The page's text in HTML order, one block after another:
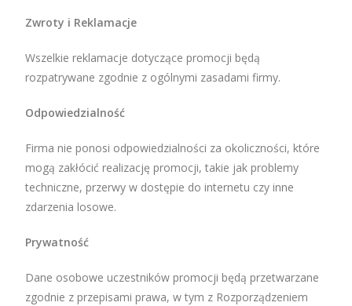
Zwroty i Reklamacje
Wszelkie reklamacje dotyczące promocji będą
rozpatrywane zgodnie z ogólnymi zasadami firmy.
Odpowiedzialność
Firma nie ponosi odpowiedzialności za okoliczności, które
mogą zakłócić realizację promocji, takie jak problemy
techniczne, przerwy w dostępie do internetu czy inne
zdarzenia losowe.
Prywatność
Dane osobowe uczestników promocji będą przetwarzane
zgodnie z przepisami prawa, w tym z Rozporządzeniem